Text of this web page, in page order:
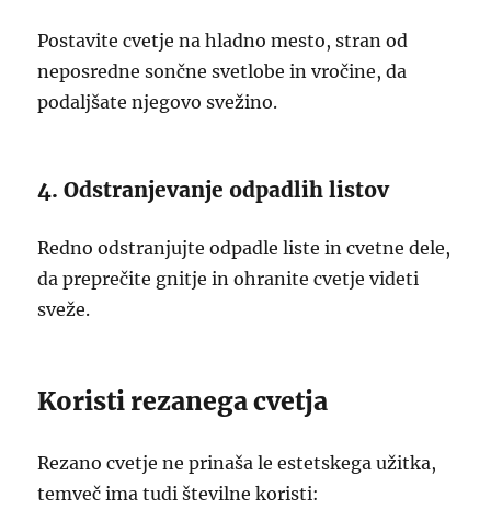
Postavite cvetje na hladno mesto, stran od
neposredne sončne svetlobe in vročine, da
podaljšate njegovo svežino.
4. Odstranjevanje odpadlih listov
Redno odstranjujte odpadle liste in cvetne dele,
da preprečite gnitje in ohranite cvetje videti
sveže.
Koristi rezanega cvetja
Rezano cvetje ne prinaša le estetskega užitka,
temveč ima tudi številne koristi: